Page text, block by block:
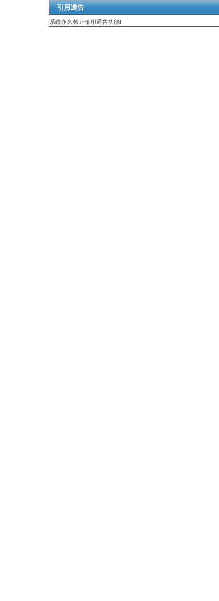
引用通告
系统永久禁止引用通告功能!